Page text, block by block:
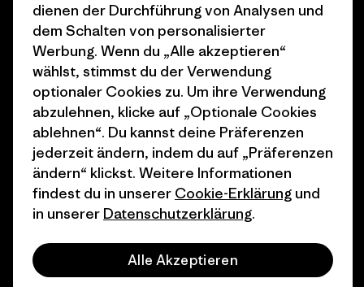
1% For The Planet
Wie wir finanzieren
Geschenkgutscheine
Stores in deiner Nähe
Industry program
Affiliate-Programm
Patagonia Schweiz
Seitenverzeichnis
© 2026 Patagonia, Inc. All Rights Reserved.
dienen der Durchführung von Analysen und
dem Schalten von personalisierter
Werbung. Wenn du „Alle akzeptieren“
wählst, stimmst du der Verwendung
optionaler Cookies zu. Um ihre Verwendung
abzulehnen, klicke auf „Optionale Cookies
ablehnen“. Du kannst deine Präferenzen
jederzeit ändern, indem du auf „Präferenzen
ändern“ klickst. Weitere Informationen
findest du in unserer Cookie-Erklärung und
in unserer Datenschutzerklärung.
Alle Akzeptieren